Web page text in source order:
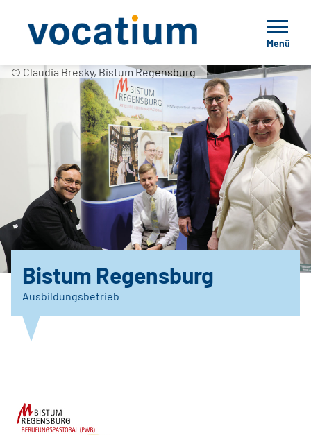
Menü
© Claudia Bresky, Bistum Regensburg
Bistum Regensburg
Ausbildungsbetrieb